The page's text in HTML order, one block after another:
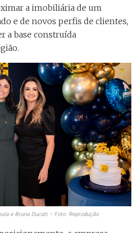
a imobiliária de um
e de novos perfis de clientes,
a base construída
e Bruna Ducati – Foto: Reprodução